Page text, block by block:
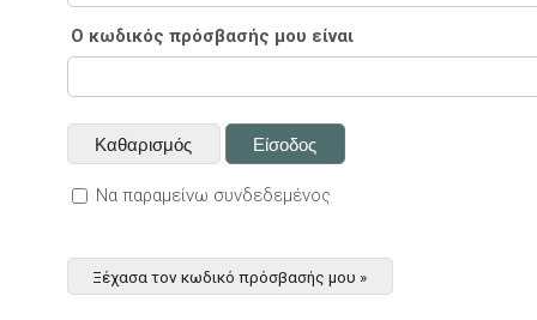
Ο κωδικός πρόσβασής μου είναι
Να παραμείνω συνδεδεμένος
Ξέχασα τον κωδικό πρόσβασής μου »